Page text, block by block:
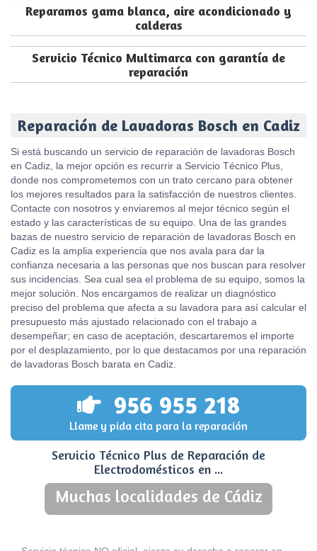
Reparamos gama blanca, aire acondicionado y
calderas
Servicio Técnico Multimarca con garantía de
reparación
Reparación de Lavadoras Bosch en Cadiz
Si está buscando un servicio de reparación de lavadoras Bosch
en Cadiz, la mejor opción es recurrir a Servicio Técnico Plus,
donde nos comprometemos con un trato cercano para obtener
los mejores resultados para la satisfacción de nuestros clientes.
Contacte con nosotros y enviaremos al mejor técnico según el
estado y las características de su equipo. Una de las grandes
bazas de nuestro servicio de reparación de lavadoras Bosch en
Cadiz es la amplia experiencia que nos avala para dar la
confianza necesaria a las personas que nos buscan para resolver
sus incidencias. Sea cual sea el problema de su equipo, somos la
mejor solución. Nos encargamos de realizar un diagnóstico
preciso del problema que afecta a su lavadora para así calcular el
presupuesto más ajustado relacionado con el trabajo a
desempeñar; en caso de aceptación, descartaremos el importe
por el desplazamiento, por lo que destacamos por una reparación
de lavadoras Bosch barata en Cadiz.
956 955 218
Llame y pida cita para la reparación
Servicio Técnico Plus de Reparación de
Electrodomésticos en ...
Muchas localidades de Cádiz